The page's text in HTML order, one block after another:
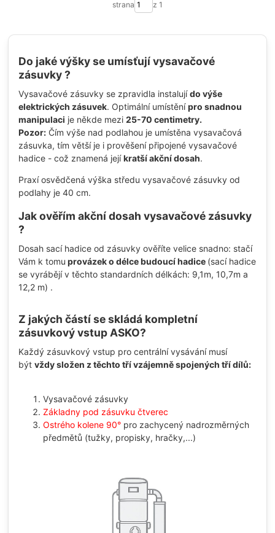
strana z 1
Do jaké výšky se umísťují vysavačové
zásuvky ?
Vysavačové zásuvky se zpravidla instalujído výše
elektrických zásuvek. Optimální umístěnípro snadnou
manipulaci je někde mezi25-70 centimetry.
Pozor: Čím výše nad podlahou je umístěna vysavačová
zásuvka, tím větší je i prověšení připojené vysavačové
hadice - což znamená jejíkratší akční dosah.
Praxí osvědčená výška středu vysavačové zásuvky od
podlahy je 40 cm.
Jak ověřím akční dosah vysavačové zásuvky
?
Dosah sací hadice od zásuvky ověříte velice snadno: stačí
Vám k tomu provázek o délce budoucí hadice (sací hadice
se vyrábějí v těchto standardních délkách: 9,1m, 10,7m a
12,2 m) .
Z jakých částí se skládá kompletní
zásuvkový vstup ASKO?
Každý zásuvkový vstup pro centrální vysávání musí
býtvždy složen z těchto tří vzájemně spojených tří dílů:
Vysavačové zásuvky
Základny pod zásuvku čtverec
Ostrého kolene 90° pro zachycený nadrozměrných
předmětů (tužky, propisky, hračky,...)